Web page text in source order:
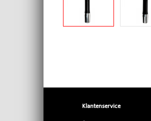
Klantenservice